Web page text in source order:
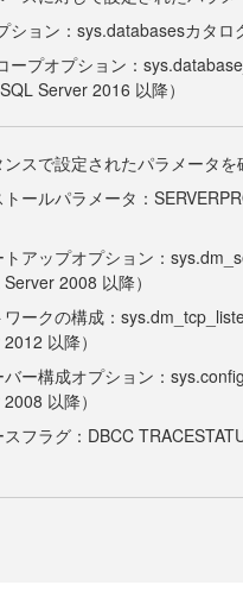
ション：sys.databasesカタロ
ープオプション：
Server 2016 以降）
ンスで設定されたパラメータを
トールパラメータ：
トアップオプション：
Server 2008 以降）
ワークの構成：
以降）
ー構成オプション：
以降）
スフラグ：DBCC